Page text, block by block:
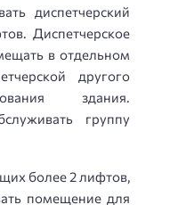
диспетчерский
Диспетчерское
в отдельном
другого
здания.
группу
более 2 лифтов,
помещение для